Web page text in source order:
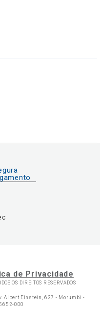
de Privacidade
OS DIREITOS RESERVADOS
Albert Einstein, 627 - Morumbi -
000